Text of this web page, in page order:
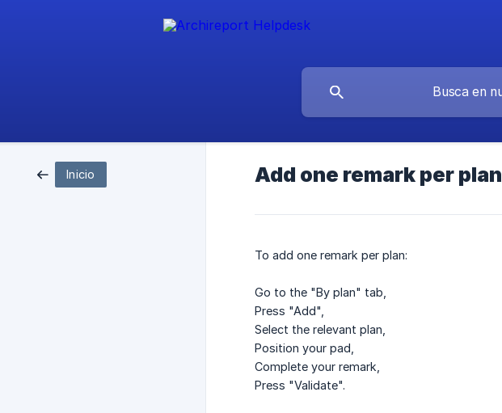
Inicio Add one remark per plan
To add one remark per plan:
Go to the "By plan" tab,
Press "Add",
Select the relevant plan,
Position your pad,
Complete your remark,
Press "Validate".